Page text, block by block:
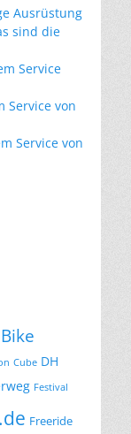
Ausrüstung
sind die
Service
Service von
Service von
Bike
Cube DH
Festival
Freeride